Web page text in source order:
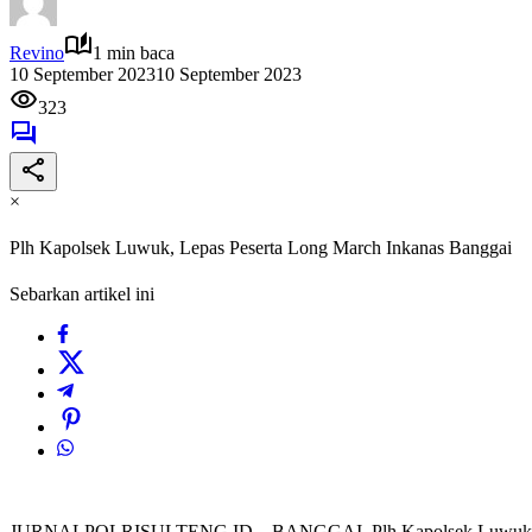
Revino
1 min baca
10 September 202310 September 2023
323
×
Plh Kapolsek Luwuk, Lepas Peserta Long March Inkanas Banggai
Sebarkan artikel ini